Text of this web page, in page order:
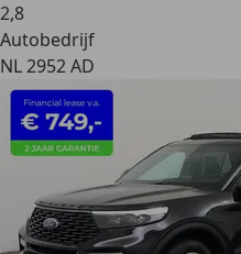
2,8
Autobedrijf
NL 2952 AD